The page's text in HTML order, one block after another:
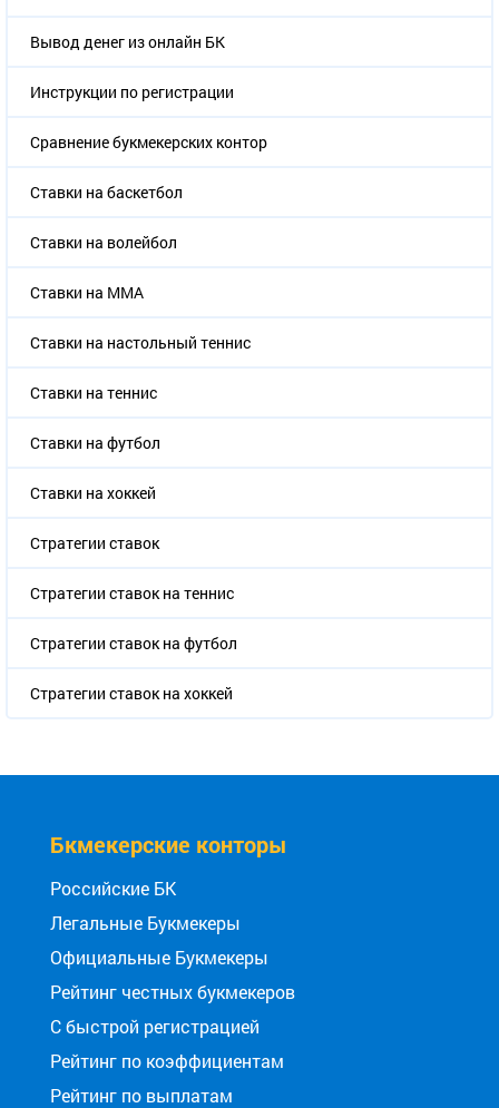
Вывод денег из онлайн БК
Инструкции по регистрации
Сравнение букмекерских контор
Ставки на баскетбол
Ставки на волейбол
Ставки на ММА
Ставки на настольный теннис
Ставки на теннис
Ставки на футбол
Ставки на хоккей
Стратегии ставок
Стратегии ставок на теннис
Стратегии ставок на футбол
Стратегии ставок на хоккей
Бкмекерские конторы
Российские БК
Легальные Букмекеры
Официальные Букмекеры
Рейтинг честных букмекеров
С быстрой регистрацией
Рейтинг по коэффициентам
Рейтинг по выплатам